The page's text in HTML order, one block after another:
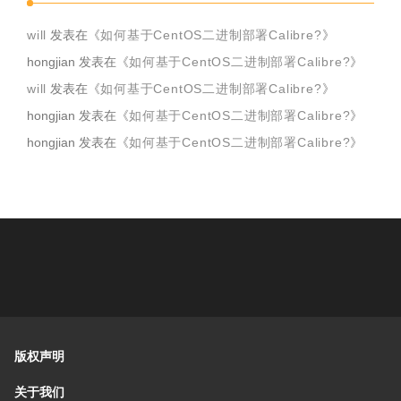
will 发表在《如何基于CentOS二进制部署Calibre?》
hongjian 发表在《如何基于CentOS二进制部署Calibre?》
will 发表在《如何基于CentOS二进制部署Calibre?》
hongjian 发表在《如何基于CentOS二进制部署Calibre?》
hongjian 发表在《如何基于CentOS二进制部署Calibre?》
版权声明
关于我们